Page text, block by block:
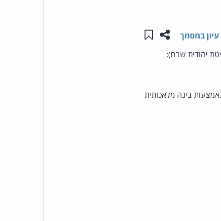
שתפו עמוד זה
שמור ב"תכנים שלי"
עיון במסמך
יהודית שבח):
בינה מלאכותית